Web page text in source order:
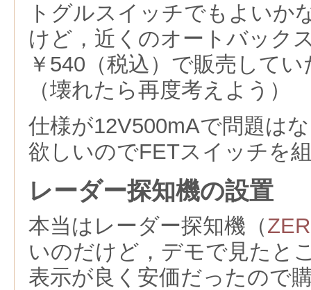
トグルスイッチでもよいか
けど，近くのオートバック
￥540（税込）で販売して
（壊れたら再度考えよう）
仕様が12V500mAで問題は
欲しいのでFETスイッチを
レーダー探知機の設置
本当はレーダー探知機（
いのだけど，デモで見たと
表示が良く安価だったので